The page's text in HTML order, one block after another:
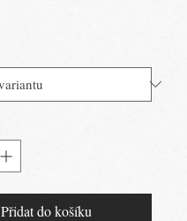
Přidat do košíku